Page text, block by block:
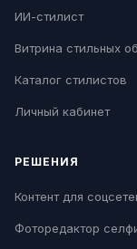
ИИ-стилист
Витрина стильных
Каталог стилистов
Личный кабинет
РЕШЕНИЯ
Контент для
Фоторедактор